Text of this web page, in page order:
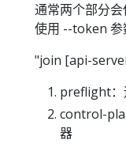
通常两个部分
使用 --token 参
"join [api-
preflight：
control-
器